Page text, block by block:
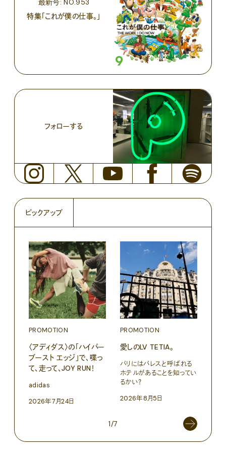
最新号: NO.953
特集「これが僕の仕事。」
フォローする
ピックアップ
PROMOTION
〈アディダス〉の「ハイパー
ブースト エッジ」で、喋っ
て、走って、JOY RUN！
adidas
2026年7月24日
PROMOTION
愛しのLV TETIA。
パリにはパレスと呼ばれる
ホテルがあることを知ってい
るかい？
2026年8月5日
1/7